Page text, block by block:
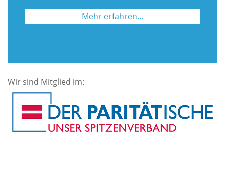
Mehr erfahren...
Wir sind Mitglied im: